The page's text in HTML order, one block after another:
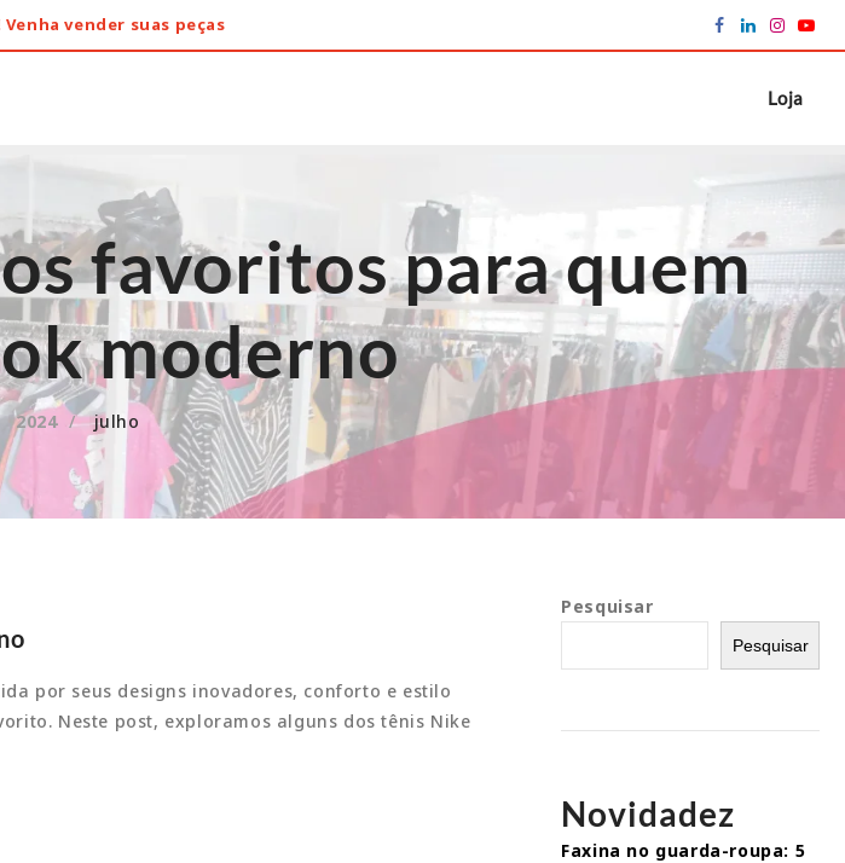
Venha vender suas peças
Loja
favoritos para quem
moderno
2024 julho
por seus designs inovadores, conforto e estilo
Neste post, exploramos alguns dos tênis Nike
Pesquisar
Pesquisar
Novidadez
Faxina no guarda-roupa: 5